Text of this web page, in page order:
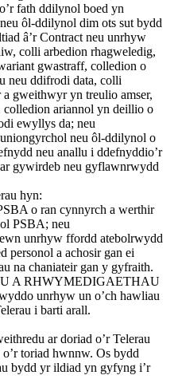
fath ddilynol boed yn
ôl-ddilynol dim ots sut bydd
â’r Contract neu unrhyw
colli arbedion rhagweledig,
gwastraff, colledion o
neu ddifrodi data, colli
gweithwyr yn treulio amser,
ariannol yn deillio o
ewyllys da; neu
neu ôl-ddilynol o
neu anallu i ddefnyddio’r
gywirdeb neu gyflawnrwydd
hyn:
o ran cynnyrch a werthir
PSBA; neu
unrhyw ffordd atebolrwydd
personol a achosir gan ei
na chaniateir gan y gyfraith.
A RHWYMEDIGAETHAU
unrhyw un o’ch hawliau
i barti arall.
ar doriad o’r Telerau
toriad hwnnw. Os bydd
bydd yr ildiad yn gyfyng i’r